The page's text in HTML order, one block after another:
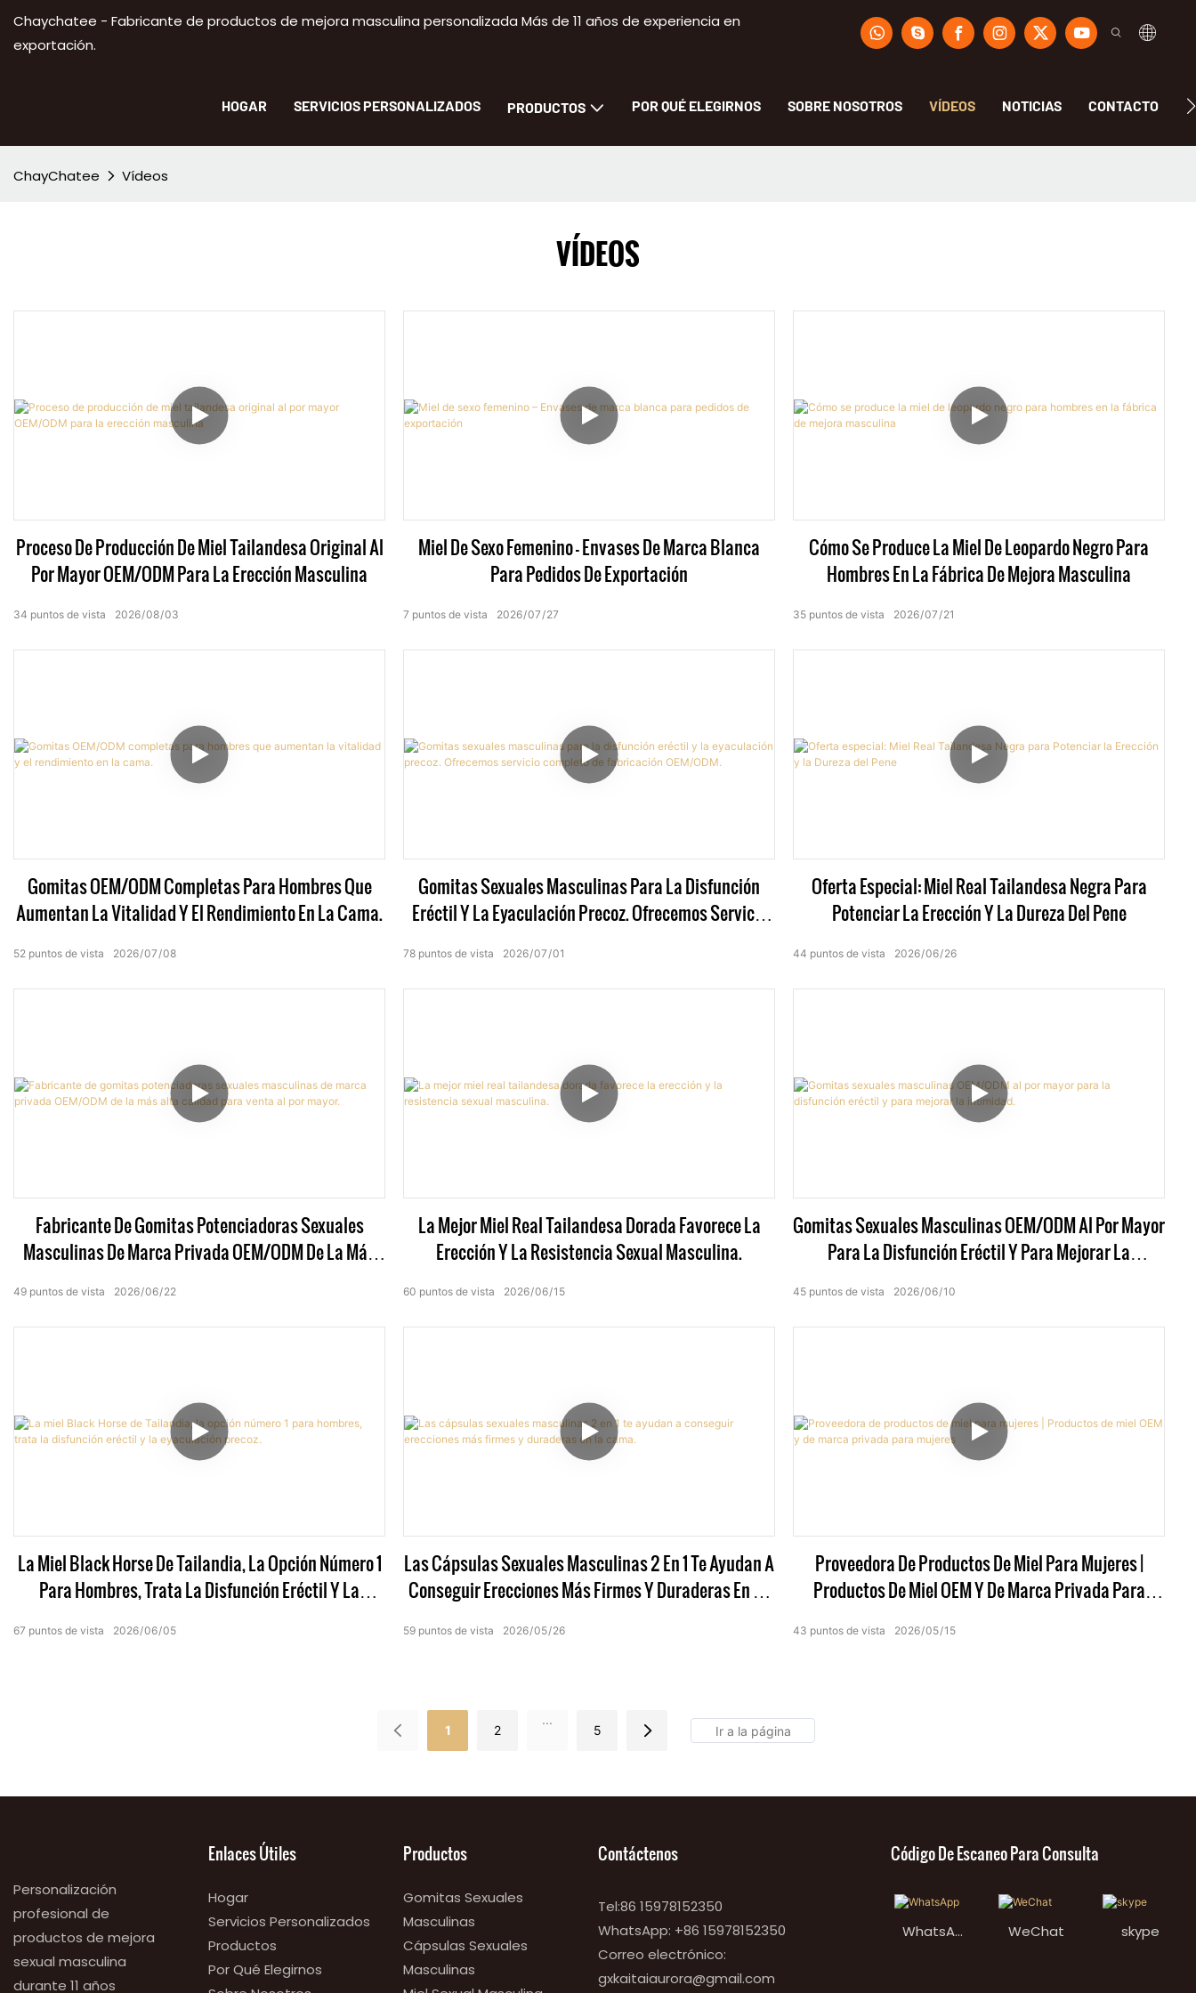
Chaychatee - Fabricante de productos de mejora masculina personalizada Más de 11 años de experiencia en
exportación.
HOGAR SERVICIOS PERSONALIZADOS PRODUCTOS POR QUÉ ELEGIRNOS SOBRE NOSOTROS VÍDEOS NOTICIAS CONTACTO
ChayChatee Vídeos
VÍDEOS
Proceso De Producción De Miel Tailandesa Original Al
Por Mayor OEM/ODM Para La Erección Masculina
2026 08 03
34 puntos de vista
Miel De Sexo Femenino – Envases De Marca Blanca
Para Pedidos De Exportación
2026 07 27
7 puntos de vista
Cómo Se Produce La Miel De Leopardo Negro Para
Hombres En La Fábrica De Mejora Masculina
2026 07 21
35 puntos de vista
Gomitas OEM/ODM Completas Para Hombres Que
Aumentan La Vitalidad Y El Rendimiento En La Cama.
2026 07 08
52 puntos de vista
Gomitas Sexuales Masculinas Para La Disfunción
Eréctil Y La Eyaculación Precoz. Ofrecemos Servicio
2026 07 01
78 puntos de vista
Oferta Especial: Miel Real Tailandesa Negra Para
Potenciar La Erección Y La Dureza Del Pene
2026 06 26
44 puntos de vista
Fabricante De Gomitas Potenciadoras Sexuales
Masculinas De Marca Privada OEM/ODM De La Más
2026 06 22
49 puntos de vista
La Mejor Miel Real Tailandesa Dorada Favorece La
Erección Y La Resistencia Sexual Masculina.
2026 06 15
60 puntos de vista
Gomitas Sexuales Masculinas OEM/ODM Al Por Mayor
Para La Disfunción Eréctil Y Para Mejorar La
2026 06 10
45 puntos de vista
La Miel Black Horse De Tailandia, La Opción Número 1
Para Hombres, Trata La Disfunción Eréctil Y La
2026 06 05
67 puntos de vista
Las Cápsulas Sexuales Masculinas 2 En 1 Te Ayudan A
Conseguir Erecciones Más Firmes Y Duraderas En La
2026 05 26
59 puntos de vista
Proveedora De Productos De Miel Para Mujeres |
Productos De Miel OEM Y De Marca Privada Para
2026 05 15
43 puntos de vista
1 2
...
5
Personalización
profesional de
productos de mejora
sexual masculina
durante 11 años
Enlaces Útiles
Hogar
Servicios Personalizados
Productos
Por Qué Elegirnos
Productos
Gomitas Sexuales
Masculinas
Cápsulas Sexuales
Masculinas
Contáctenos
Tel:86 15978152350
WhatsApp: +86 15978152350
Correo electrónico:
gxkaitaiaurora@gmail.com
Código De Escaneo Para Consulta
WhatsAp
WeChat skype